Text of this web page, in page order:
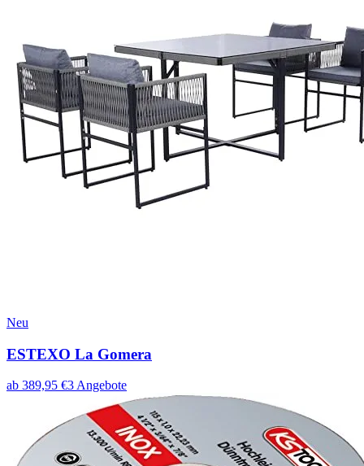
Neu
ESTEXO La Gomera
ab 389,95 €3 Angebote